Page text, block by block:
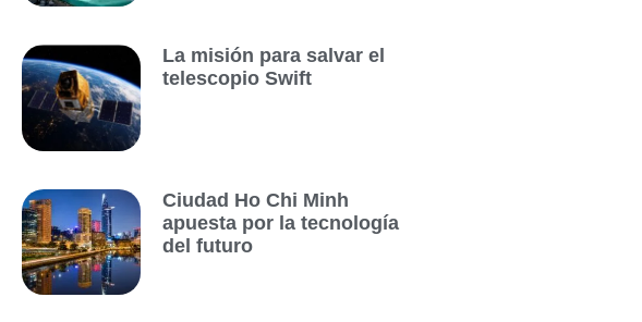
La misión para salvar el
telescopio Swift
Ciudad Ho Chi Minh
apuesta por la tecnología
del futuro